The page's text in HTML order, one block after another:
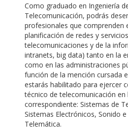
Como graduado en Ingeniería
Telecomunicación, podrás
profesionales que comprenden
planificación de redes y
telecomunicaciones y de la
intranets, big data) tanto en la
como en las administraciones
función de la mención cursada
estarás habilitado para ejercer
técnico de telecomunicación en
correspondiente: Sistemas de
Sistemas Electrónicos, Sonido
Telemática.